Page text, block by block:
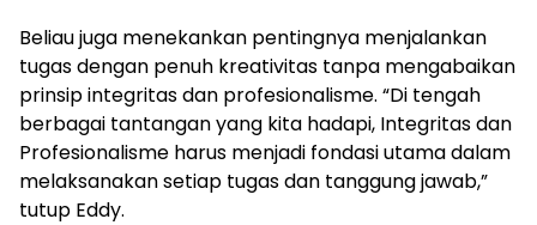
Beliau juga menekankan pentingnya menjalankan
tugas dengan penuh kreativitas tanpa mengabaikan
prinsip integritas dan profesionalisme. “Di tengah
berbagai tantangan yang kita hadapi, Integritas dan
Profesionalisme harus menjadi fondasi utama dalam
melaksanakan setiap tugas dan tanggung jawab,”
tutup Eddy.